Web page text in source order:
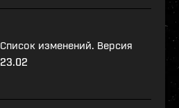
Список изменений. Версия
23.02